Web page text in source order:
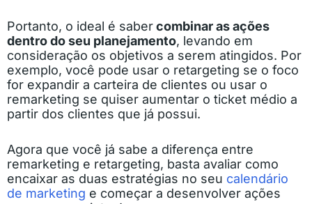
Portanto, o ideal é sabercombinar as ações
dentro do seu planejamento, levando em
consideração os objetivos a serem atingidos. Por
exemplo, você pode usar o retargeting se o foco
for expandir a carteira de clientes ou usar o
remarketing se quiser aumentar o ticket médio a
partir dos clientes que já possui.
Agora que você já sabe a diferença entre
remarketing e retargeting, basta avaliar como
encaixar as duas estratégias no seu calendário
de marketing e começar a desenvolver ações